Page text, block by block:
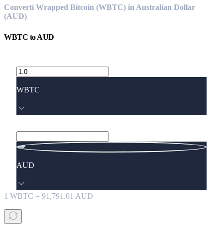
Converti Wrapped Bitcoin (WBTC) in Australian Dollar
(AUD)
WBTC toAUD
WBTC
AUD
1 WBTC = 91,791.01 AUD